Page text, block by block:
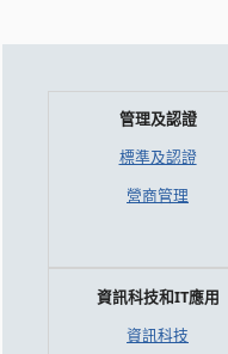
管理及認證
標準及認證
營商管理
資訊科技和IT應用
資訊科技